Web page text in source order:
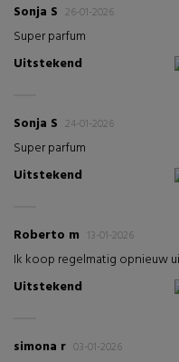
Sonja S 26-01-2026
Super parfum
Uitstekend
Sonja S 24-01-2026
Super parfum
Uitstekend
Roberto m 13-01-2026
Ik koop regelmatig opnieuw
Uitstekend
simona r 03-01-2026